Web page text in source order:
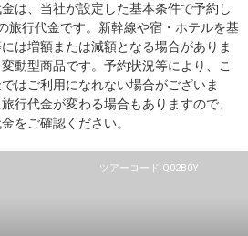
は、当社が設定した基本条件で予約し
旅行代金です。新幹線や宿・ホテルを基
は増額または減額となる場合がありま
動型商品です。予約状況等により、こ
はご利用になれない場合がございま
行代金が変わる場合もありますので、
をご確認ください。
ツアーコード Q02B0Y